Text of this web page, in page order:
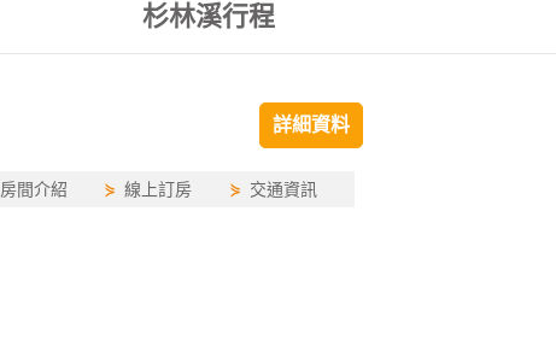
杉林溪行程
詳細資料
房間介紹 ⋟線上訂房 ⋟ 交通資訊